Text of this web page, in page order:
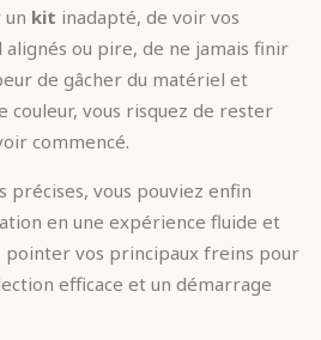
un kit inadapté, de voir vos
alignés ou pire, de ne jamais finir
de gâcher du matériel et
couleur, vous risquez de rester
commencé.
précises, vous pouviez enfin
en une expérience fluide et
pointer vos principaux freins pour
efficace et un démarrage